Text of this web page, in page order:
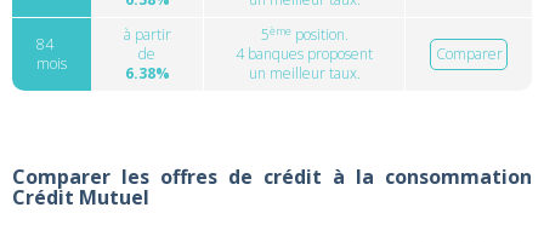
84
mois
à partir
de
6.38%
5èmeposition.
4 banques proposent
un meilleur taux.
Comparer
Comparer les offres de crédit à la consommation
Crédit Mutuel